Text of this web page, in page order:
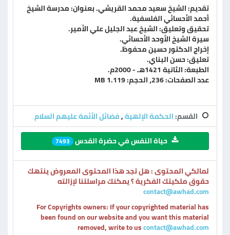
تقديم: الشيخ سعيد محمد القريشي. بعنوان: مدرسة الشيخ
أحمد الأحسائي الفلسفية.
تحقيق وتعليق: الشيخ عبد الجليل علي الأمير.
سيرة الشيخ الأوحد الأحسائي.
إخراج الدكتور حسين محفوظ.
تعليق: حسن البناي.
الطبعة: الثانية 1421هـ - 2000م.
عدد الصفحات: 236، الحجم: 1.119 MB
القسم:الحكمة الإلهية,فضائل الأئمة عليهم السلام
حياة النفس في حضرة القدس 7493
لمالكي المحتوى : هل تجد هذا المحتوى المعروض ينتهك
حقوق ملكيتك الفكرية ؟ يمكنك مراسلتنا لإزالته
contact@awhad.com
For Copyrights owners: If your copyrighted material has
been found on our website and you want this material
removed, write to uscontact@awhad.com